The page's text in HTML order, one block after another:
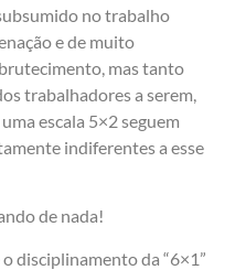
no trabalho
e de muito
mas tanto
trabalhadores a serem,
escala 5×2 seguem
indiferentes a esse
de nada!
disciplinamento da “6×1”